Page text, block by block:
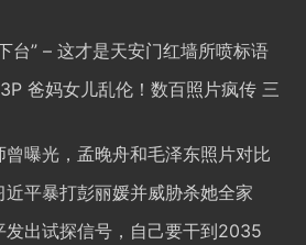
台” – 这才是天安门红墙所喷标语
爸妈女儿乱伦！数百照片疯传 三
曝光，孟晚舟和毛泽东照片对比
平暴打彭丽媛并威胁杀她全家
发出试探信号，自己要干到2035